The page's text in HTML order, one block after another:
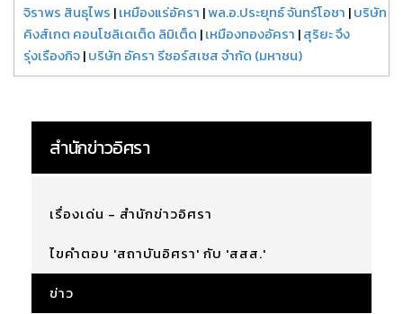
จิราพร สินธุไพร |เหมืองแร่อัครา |พล.อ.ประยุทธ์ จันทร์โอชา |บริษัท
คิงส์เกต คอนโซลิเดเต็ด ลิมิเต็ด |เหมืองทองอัครา |สุริยะ จึง
รุ่งเรืองกิจ|บริษัท อัครา รีซอร์สเซส จำกัด (มหาชน)
สำนักข่าวอิศรา
เรื่องเด่น - สำนักข่าวอิศรา
ไขคำตอบ 'สถาบันอิศรา' กับ 'สสส.'
ข่าว